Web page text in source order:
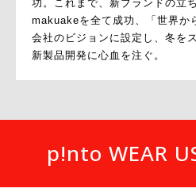
功。これまで、新ブランドの立
makuakeを全て成功、「世界か
会社のビジョンに設定し、冬を
新製品開発に心血を注ぐ。
p!nto WEAR